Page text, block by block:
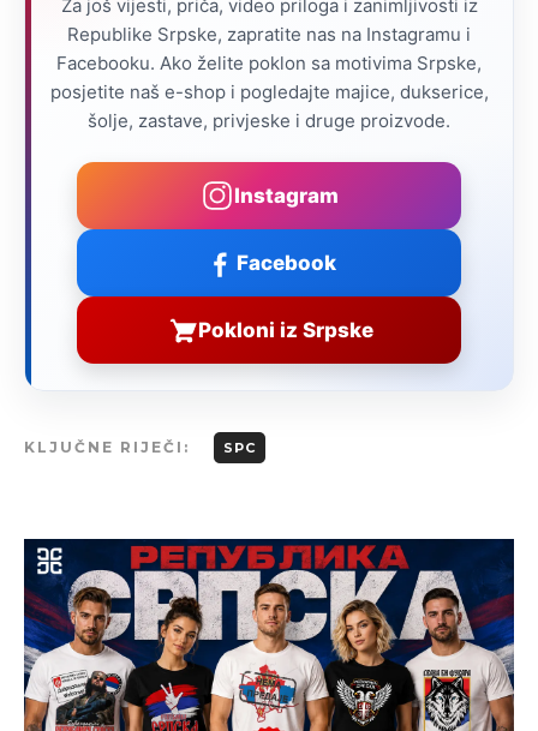
Za još vijesti, priča, video priloga i zanimljivosti iz
Republike Srpske, zapratite nas na Instagramu i
Facebooku. Ako želite poklon sa motivima Srpske,
posjetite naš e-shop i pogledajte majice, dukserice,
šolje, zastave, privjeske i druge proizvode.
Instagram
Facebook
Pokloni iz Srpske
KLJUČNE RIJEČI: SPC